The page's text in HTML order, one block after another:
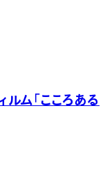
ルム「こころある